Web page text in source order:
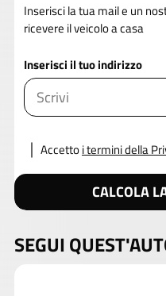
Inserisci la tua mail e un
ricevere il veicolo a casa
Inserisci il tuo indirizzo
Accettoi termini della
CALCOLA
SEGUI